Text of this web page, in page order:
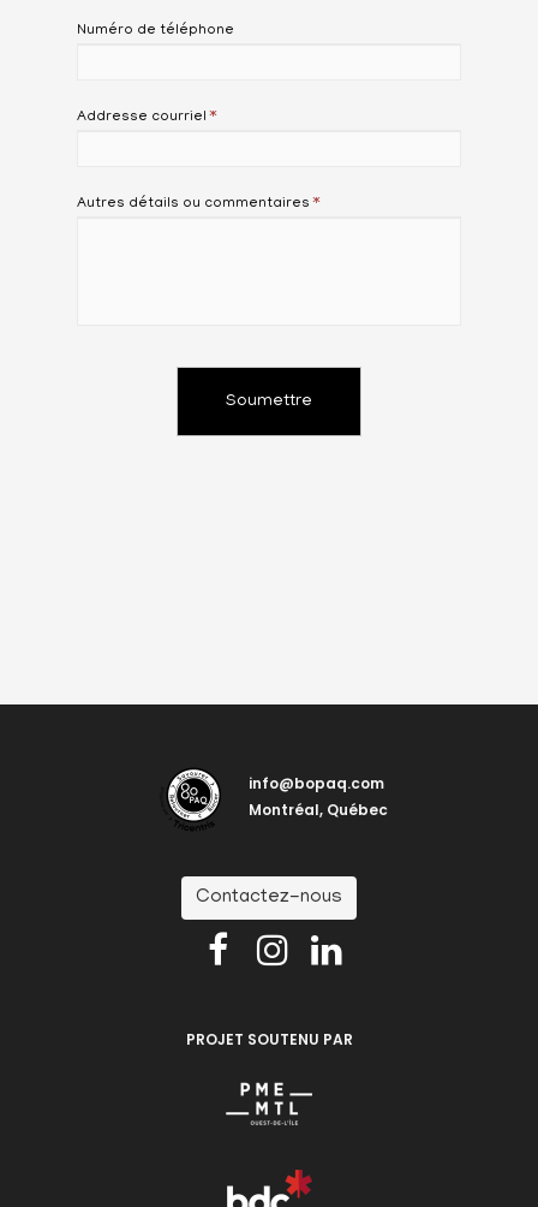
Numéro de téléphone
Addresse courriel *
Autres détails ou commentaires *
Soumettre
info@bopaq.com
Montréal, Québec
Contactez-nous
  
PROJET SOUTENU PAR